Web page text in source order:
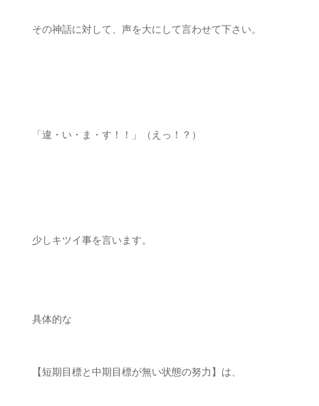
その神話に対して、声を大にして言わせて下さい。
「違・い・ま・す！！」（えっ！？）
少しキツイ事を言います。
具体的な
【短期目標と中期目標が無い状態の努力】は、